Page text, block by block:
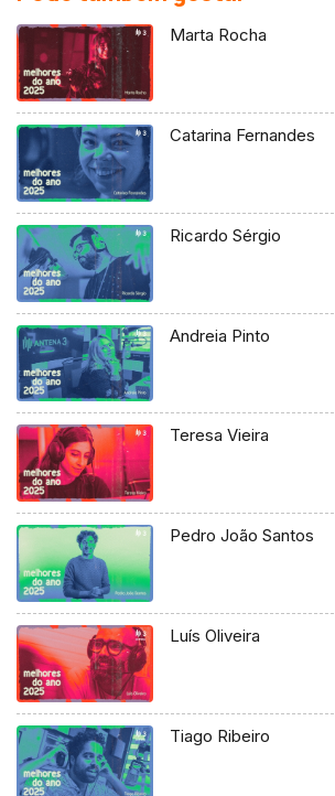
Marta Rocha
Catarina Fernandes
Ricardo Sérgio
Andreia Pinto
Teresa Vieira
Pedro João Santos
Luís Oliveira
Tiago Ribeiro